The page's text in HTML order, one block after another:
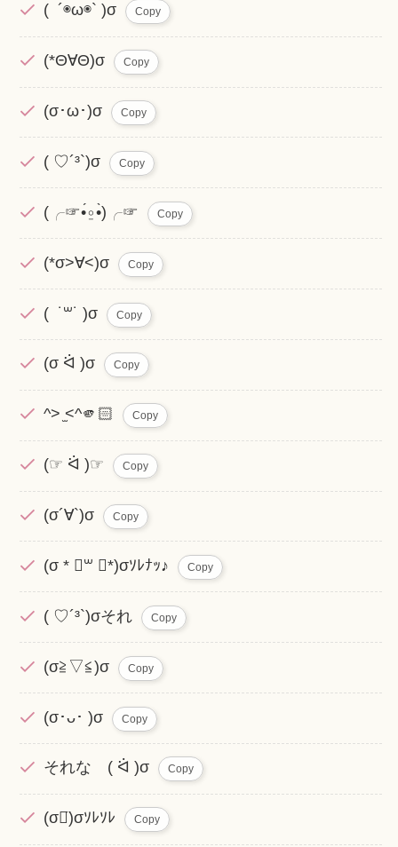
( ´◉ω◉` )σ Copy
(*Θ∀Θ)σ Copy
(σ･ω･)σ Copy
( ♡´³`)σ Copy
(╭☞•́⍛•̀)╭☞ Copy
(*σ>∀<)σ Copy
( ˙꒳​˙ )σ Copy
(σ ᐛ )σ Copy
^> ̫<^🫵🏻 Copy
(☞ ᐛ )☞ Copy
(σ´∀`)σ Copy
(σ * ॑꒳ ॑*)σｿﾚﾅｯ♪ Copy
( ♡´³`)σそれ Copy
(σ≧▽≦)σ Copy
‪(σ･ᴗ･ )σ Copy
それな ( ᐛ )σ Copy
(σ‪ᯅ̈)σｿﾚｿﾚ Copy